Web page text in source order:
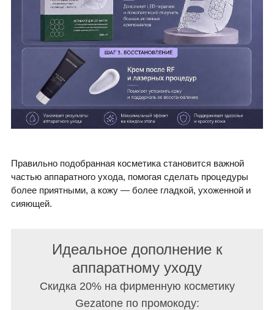
Правильно подобранная косметика становится важной
частью аппаратного ухода, помогая сделать процедуры
более приятными, а кожу — более гладкой, ухоженной и
сияющей.
Идеальное дополнение к
аппаратному уходу
Скидка 20% на фирменную косметику
Gezatone по промокоду: